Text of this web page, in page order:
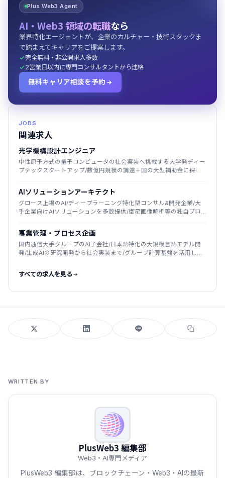
Plus Web3 Agent
AI・Web3 領域の転職なら
業界特化エージェントが、企業のカルチャー・技術スタックま
で踏まえてキャリアをご提案します。
完全無料・非公開求人多数
2営業日以内に専門コンサルタントから連絡
無料キャリア相談を予約
JOBS
関連求人
光学機構設計エンジニア
中性原子方式の量子コンピュータの社会実装へ挑戦する大学発ディー
プテックスタートアップ/数億円規模の調達＋国の大型補助金に採
AIソリューションアーキテクト
グロース上場のAI/ディープラーニング特化型コンサル&開発企業/大
手企業向けAIソリューションを多数提供/衛星画像解析等の独自プロ
事業管理・プロセス企画
国内通信大手グループのAI子会社/日本語特化の大規模言語モデル開
発/生成AIの研究開発から社会実装まで/グループ計算基盤を活用した
すべての求人を見る
WRITTEN BY
PlusWeb3 編集部
Web3・AI専門メディア
PlusWeb3 編集部は、ブロックチェーン・Web3・AIの最新